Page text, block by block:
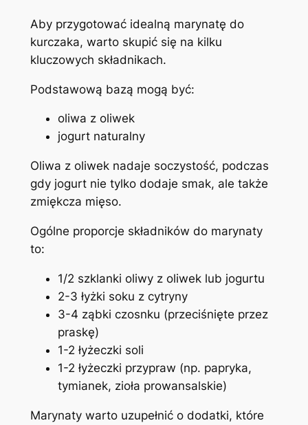
Aby przygotować idealną marynatę do
kurczaka, warto skupić się na kilku
kluczowych składnikach.
Podstawową bazą mogą być:
oliwa z oliwek
jogurt naturalny
Oliwa z oliwek nadaje soczystość, podczas
gdy jogurt nie tylko dodaje smak, ale także
zmiękcza mięso.
Ogólne proporcje składników do marynaty
to:
1/2 szklanki oliwy z oliwek lub jogurtu
2-3 łyżki soku z cytryny
3-4 ząbki czosnku (przeciśnięte przez
praskę)
1-2 łyżeczki soli
1-2 łyżeczki przypraw (np. papryka,
tymianek, zioła prowansalskie)
Marynaty warto uzupełnić o dodatki, które